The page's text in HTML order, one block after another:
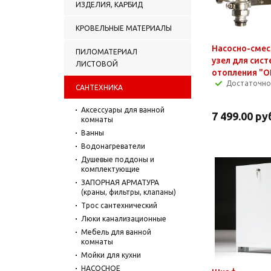
ИЗДЕЛИЯ, КАРБИД
КРОВЕЛЬНЫЕ МАТЕРИАЛЫ
ПИЛОМАТЕРИАЛ
ЛИСТОВОЙ
САНТЕХНИКА
Аксессуары для ванной
комнаты
Ванны
Водонагреватели
Душевые поддоны и
комплектующие
ЗАПОРНАЯ АРМАТУРА
(краны, фильтры, клапаны)
Трос сантехнический
Люки канализационные
Мебель для ванной
комнаты
Мойки для кухни
НАСОСНОЕ
Насосно-
узел для
отопления
Достаточно
7 499.00